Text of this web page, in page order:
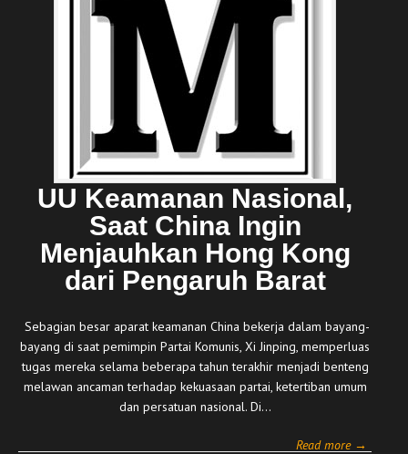
UU Keamanan Nasional,
Saat China Ingin
Menjauhkan Hong Kong
dari Pengaruh Barat
Sebagian besar aparat keamanan China bekerja dalam bayang-
bayang di saat pemimpin Partai Komunis, Xi Jinping, memperluas
tugas mereka selama beberapa tahun terakhir menjadi benteng
melawan ancaman terhadap kekuasaan partai, ketertiban umum
dan persatuan nasional. Di…
Read more →